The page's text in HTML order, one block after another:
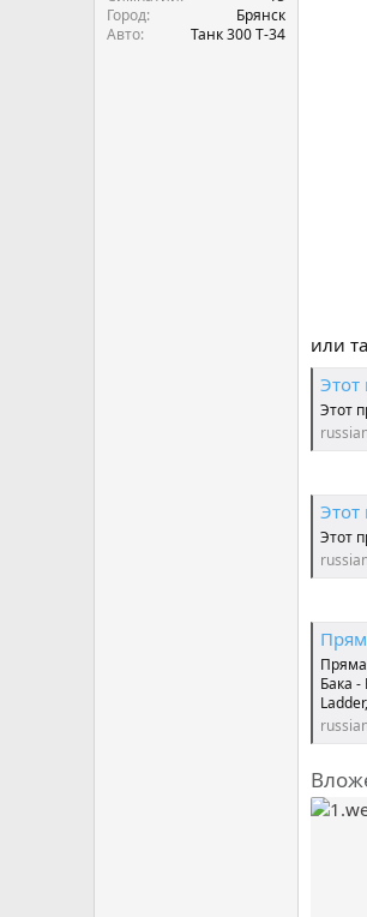
Город
Брянск
Авто
Танк 300 Т-34
или
Этот
Этот
Этот
Этот
Прямая
Бака -